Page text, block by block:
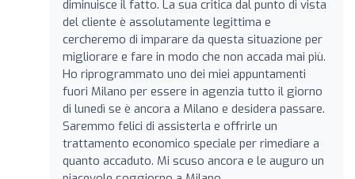
diminuisce il fatto. La sua critica dal punto di vista
del cliente è assolutamente legittima e
cercheremo di imparare da questa situazione per
migliorare e fare in modo che non accada mai più.
Ho riprogrammato uno dei miei appuntamenti
fuori Milano per essere in agenzia tutto il giorno
di lunedì se è ancora a Milano e desidera passare.
Saremmo felici di assisterla e offrirle un
trattamento economico speciale per rimediare a
quanto accaduto. Mi scuso ancora e le auguro un